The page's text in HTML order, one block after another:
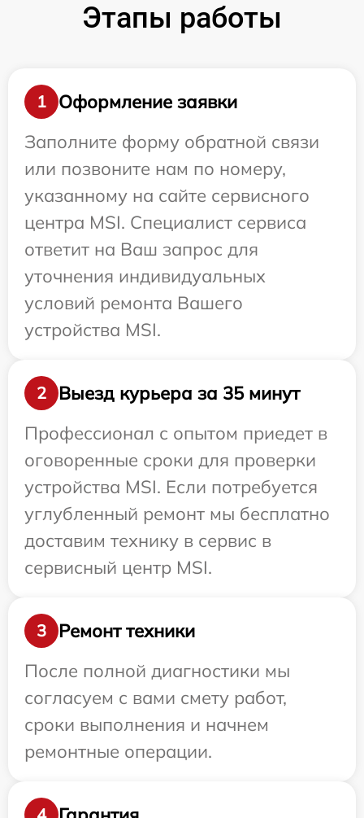
Этапы работы
1
Оформление заявки
Заполните форму обратной связи
или позвоните нам по номеру,
указанному на сайте сервисного
центра MSI. Специалист сервиса
ответит на Ваш запрос для
уточнения индивидуальных
условий ремонта Вашего
устройства MSI.
2
Выезд курьера за 35 минут
Профессионал с опытом приедет в
оговоренные сроки для проверки
устройства MSI. Если потребуется
углубленный ремонт мы бесплатно
доставим технику в сервис в
сервисный центр MSI.
3
Ремонт техники
После полной диагностики мы
согласуем с вами смету работ,
сроки выполнения и начнем
ремонтные операции.